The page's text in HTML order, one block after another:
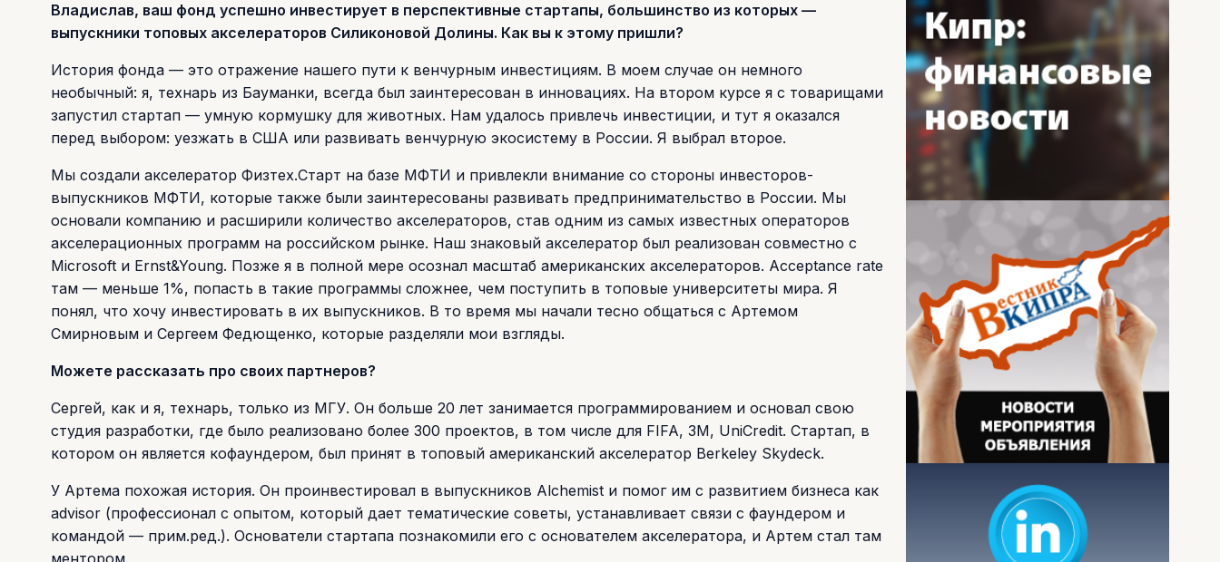
Владислав, ваш фонд успешно инвестирует в перспективные стартапы, большинство из которых —
выпускники топовых акселераторов Силиконовой Долины. Как вы к этому пришли?
История фонда — это отражение нашего пути к венчурным инвестициям. В моем случае он немного
необычный: я, технарь из Бауманки, всегда был заинтересован в инновациях. На втором курсе я с товарищами
запустил стартап — умную кормушку для животных. Нам удалось привлечь инвестиции, и тут я оказался
перед выбором: уезжать в США или развивать венчурную экосистему в России. Я выбрал второе.
Мы создали акселератор Физтех.Старт на базе МФТИ и привлекли внимание со стороны инвесторов-
выпускников МФТИ, которые также были заинтересованы развивать предпринимательство в России. Мы
основали компанию и расширили количество акселераторов, став одним из самых известных операторов
акселерационных программ на российском рынке. Наш знаковый акселератор был реализован совместно с
Microsoft и Ernst&Young. Позже я в полной мере осознал масштаб американских акселераторов. Acceptance rate
там — меньше 1%, попасть в такие программы сложнее, чем поступить в топовые университеты мира. Я
понял, что хочу инвестировать в их выпускников. В то время мы начали тесно общаться с Артемом
Смирновым и Сергеем Федющенко, которые разделяли мои взгляды.
Можете рассказать про своих партнеров?
Сергей, как и я, технарь, только из МГУ. Он больше 20 лет занимается программированием и основал свою
студия разработки, где было реализовано более 300 проектов, в том числе для FIFA, 3M, UniCredit. Стартап, в
котором он является кофаундером, был принят в топовый американский акселератор Berkeley Skydeck.
У Артема похожая история. Он проинвестировал в выпускников Alchemist и помог им с развитием бизнеса как
advisor (профессионал с опытом, который дает тематические советы, устанавливает связи с фаундером и
командой — прим.ред.). Основатели стартапа познакомили его с основателем акселератора, и Артем стал там